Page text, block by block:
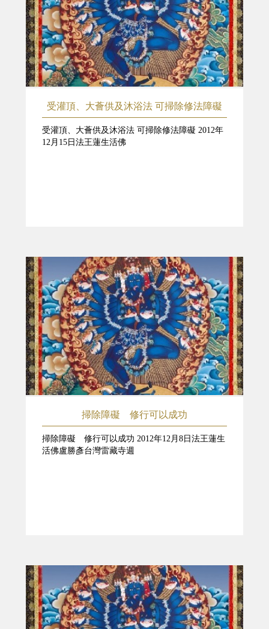
受灌頂、大薈供及沐浴法 可掃除修法障礙
受灌頂、大薈供及沐浴法 可掃除修法障礙 2012年
12月15日法王蓮生活佛
掃除障礙 修行可以成功
掃除障礙 修行可以成功 2012年12月8日法王蓮生
活佛盧勝彥台灣雷藏寺週